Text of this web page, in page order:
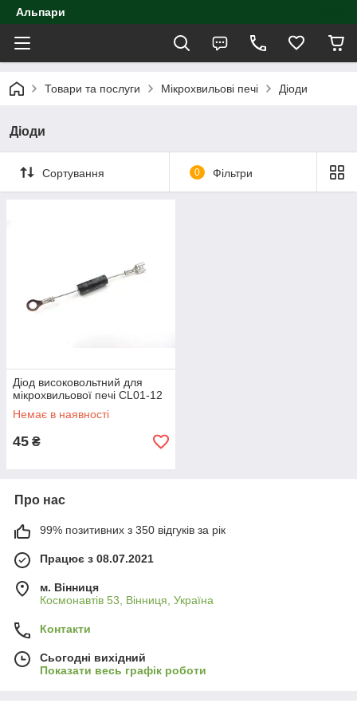
Альпари
Товари та послуги Мікрохвильові печі Діоди
Діоди
Сортування 0 Фільтри
Діод високовольтний для
мікрохвильової печі CL01-12
Немає в наявності
45 ₴
Про нас
99% позитивних з 350 відгуків за рік
Працює з 08.07.2021
м. Вінниця
Космонавтів 53, Вінниця, Україна
Контакти
Сьогодні вихідний
Показати весь графік роботи